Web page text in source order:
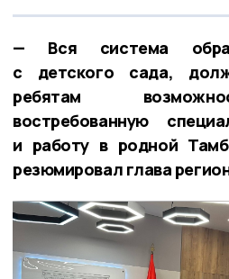
— Вся система
с детского сада,
ребятам
востребованную
и работу в родной
резюмировал глава